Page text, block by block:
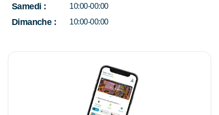
Samedi : 10:00-00:00
Dimanche: 10:00-00:00